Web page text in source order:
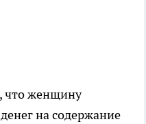
что женщину
на содержание